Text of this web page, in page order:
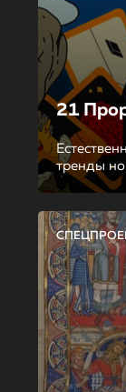
21
тренды